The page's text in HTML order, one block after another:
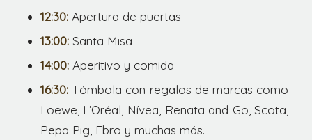
12:30:Apertura de puertas
13:00:Santa Misa
14:00:Aperitivo y comida
16:30:Tómbola con regalos de marcas como
Loewe, L’Oréal, Nívea, Renata and Go, Scota,
Pepa Pig, Ebro y muchas más.